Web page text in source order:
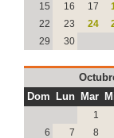
15
16 17
22
23 24
29
30
Dom Lun Mar
1
6
7 8